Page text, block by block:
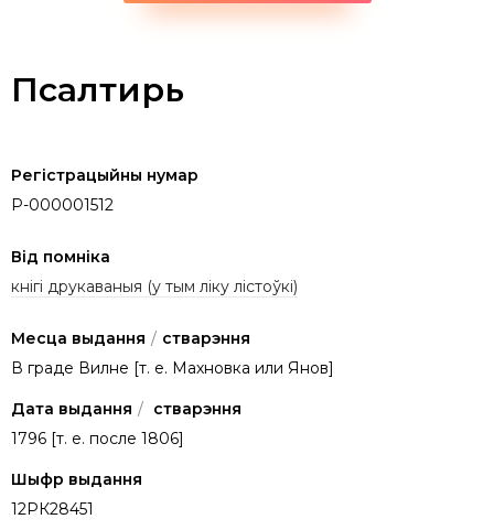
Псалтирь
Регістрацыйны нумар
P-000001512
Від помніка
кнігі друкаваныя (у тым ліку лістоўкі)
Месца выдання / стварэння
В граде Вилне [т. е. Махновка или Янов]
Дата выдання / стварэння
1796 [т. е. после 1806]
Шыфр выдання
12РК28451